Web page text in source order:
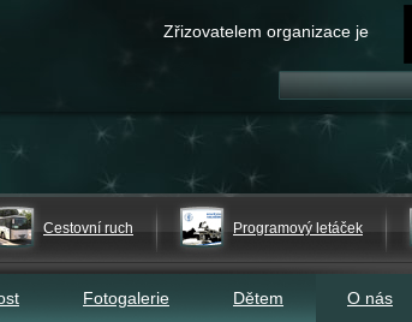
Zřizovatelem organizace je
Cestovní ruch Programový letáček
Fotogalerie Dětem O nás